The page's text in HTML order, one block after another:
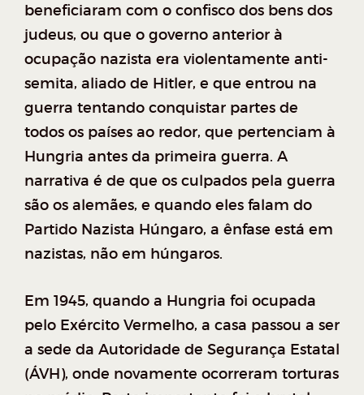
beneficiaram com o confisco dos bens dos
judeus, ou que o governo anterior à
ocupação nazista era violentamente anti-
semita, aliado de Hitler, e que entrou na
guerra tentando conquistar partes de
todos os países ao redor, que pertenciam à
Hungria antes da primeira guerra. A
narrativa é de que os culpados pela guerra
são os alemães, e quando eles falam do
Partido Nazista Húngaro, a ênfase está em
nazistas, não em húngaros.
Em 1945, quando a Hungria foi ocupada
pelo Exército Vermelho, a casa passou a ser
a sede da Autoridade de Segurança Estatal
(ÁVH), onde novamente ocorreram torturas